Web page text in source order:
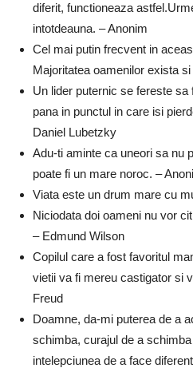
diferit, functioneaza
intotdeauna. – Anonim
Cel mai putin frecvent in
Majoritatea oamenilor exista
Un lider puternic se fereste
pana in punctul in care isi
Daniel Lubetzky
Adu-ti aminte ca uneori sa nu
poate fi un mare noroc. –
Viata este un drum mare cu
Niciodata doi oameni nu vor
– Edmund Wilson
Copilul care a fost favoritul
vietii va fi mereu castigator si
Freud
Doamne, da-mi puterea de a
schimba, curajul de a
intelepciunea de a face